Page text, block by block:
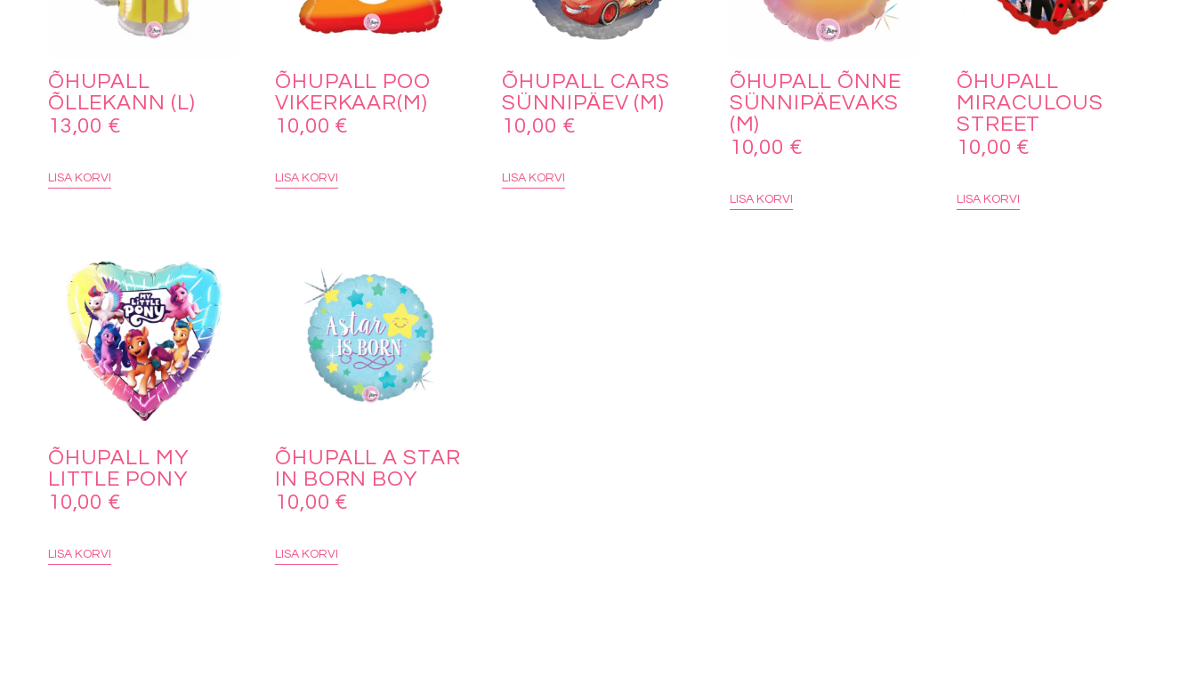
ÕHUPALL
ÕLLEKANN (L)
13,00 €
LISA KORVI
ÕHUPALL POO
VIKERKAAR(M)
10,00 €
LISA KORVI
ÕHUPALL CARS
SÜNNIPÄEV (M)
10,00 €
LISA KORVI
ÕHUPALL ÕNNE
SÜNNIPÄEVAKS
(M)
10,00 €
LISA KORVI
ÕHUPALL
MIRACULOUS
STREET
10,00 €
LISA KORVI
ÕHUPALL MY
LITTLE PONY
10,00 €
LISA KORVI
ÕHUPALL A STAR
IN BORN BOY
10,00 €
LISA KORVI